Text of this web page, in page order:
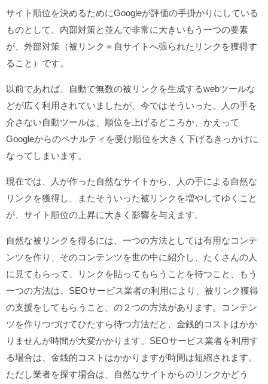
サイト順位を決めるためにGoogleが評価の手掛かりにしている
ものとして、内部対策と並んで非常に大きいもう一つの要素
が、外部対策（被リンク＝自サイトへ張られたリンクを獲得す
ること）です。
以前であれば、自動で無数の被リンクを生成するwebツールな
どが広く利用されていましたが、今ではそういった、人の手を
介さない自動ツールは、順位を上げるどころか、かえって
Googleからのペナルティを受け順位を大きく下げるきっかけに
なってしまいます。
現在では、人が作った自然なサイトから、人の手による自然な
リンクを獲得し、またそういった被リンクを増やしてゆくこと
が、サイト順位の上昇に大きく影響を与えます。
自然な被リンクを得るには、一つの方法としては有用なコンテ
ンツを作り、そのコンテンツを世の中に紹介し、たくさんの人
に見てもらって、リンクを貼ってもらうことを待つこと、もう
一つの方法は、SEOサービス業者の利用により、被リンク獲得
の支援をしてもらうこと、の２つの方法があります。コンテン
ツを作りつづけてひたすら待つ方法だと、金銭的コストはかか
りませんが時間が大変かかります。SEOサービス業者を利用す
る場合は、金銭的コストはかかりますが時間は短縮されます。
ただし業者を探す場合は、自然なサイトからのリンクかどう